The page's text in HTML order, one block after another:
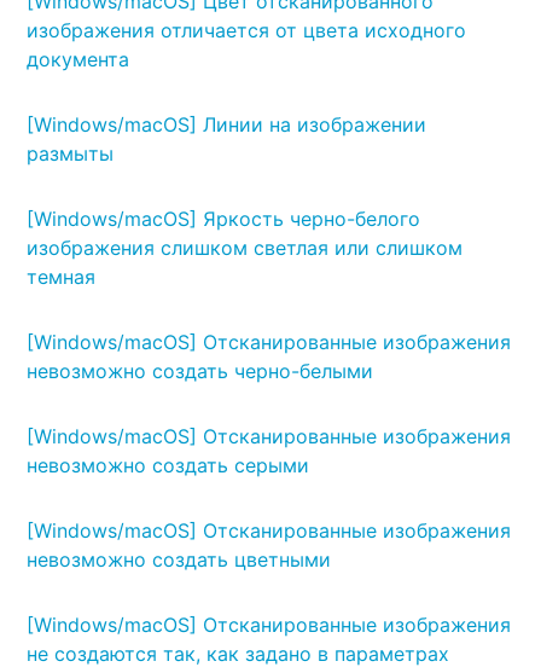
изображения отличается от цвета исходного
документа
[Windows/macOS] Линии на изображении
размыты
[Windows/macOS] Яркость черно-белого
изображения слишком светлая или слишком
темная
[Windows/macOS] Отсканированные изображения
невозможно создать черно-белыми
[Windows/macOS] Отсканированные изображения
невозможно создать серыми
[Windows/macOS] Отсканированные изображения
невозможно создать цветными
[Windows/macOS] Отсканированные изображения
не создаются так, как задано в параметрах